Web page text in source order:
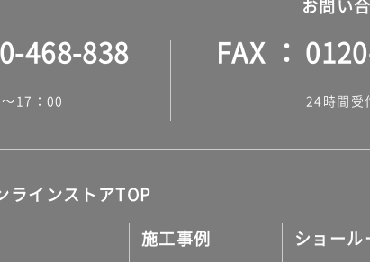
外壁タイル
洗面台タイル
屋内床タイル
テラコッタ調タイル
お問い
468-838
17：00
FAX
24時間受
ラインストアTOP
施工事例 ショール